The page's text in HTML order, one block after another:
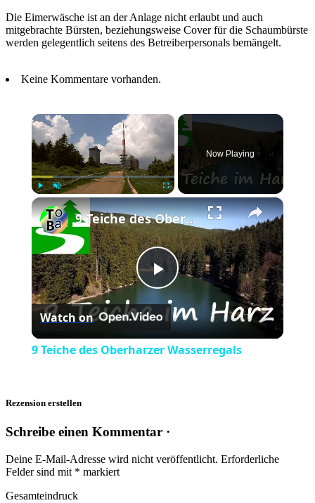
Die Eimerwäsche ist an der Anlage nicht erlaubt und auch
mitgebrachte Bürsten, beziehungsweise Cover für die Schaumbürste
werden gelegentlich seitens des Betreiberpersonals bemängelt.
Keine Kommentare vorhanden.
×
Play Unmute Fullscreen
Now Playing
×
Play
Video
9 Teiche des Oberharzer Wasserregals
Watch on
9 Teiche des Oberharzer Wasserregals
Rezension erstellen
Schreibe einen Kommentar ·
Deine E-Mail-Adresse wird nicht veröffentlicht. Erforderliche
Felder sind mit * markiert
Gesamteindruck